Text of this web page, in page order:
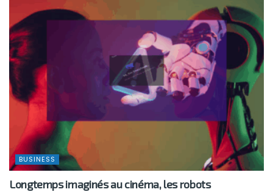
BUSINESS
Longtemps imaginés au cinéma, les robots